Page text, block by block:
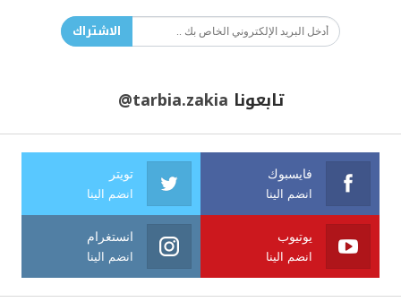
الاشتراك
تابعونا @tarbia.zakia
فايسبوك
انضم الينا
تويتر
انضم الينا
يوتيوب
انضم الينا
انستغرام
انضم الينا